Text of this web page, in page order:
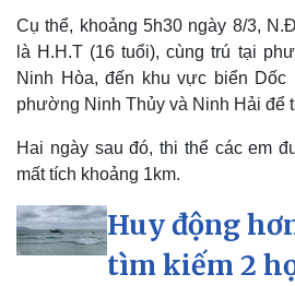
Thị
Cụ thể, khoảng 5h30 ngày 8/3,
là H.H.T (16 tuổi), cùng trú tại
Ninh Hòa, đến khu vực biển Dốc
phường Ninh Thủy và Ninh Hải để
Hai ngày sau đó, thi thể các em
mất tích khoảng 1km.
Huy động
tìm kiếm 2